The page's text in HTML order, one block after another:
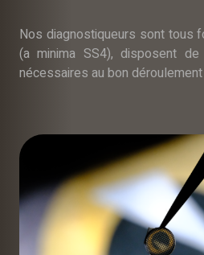
Nos diagnostiqueurs sont tous
(a minima SS4), disposent
nécessaires au bon